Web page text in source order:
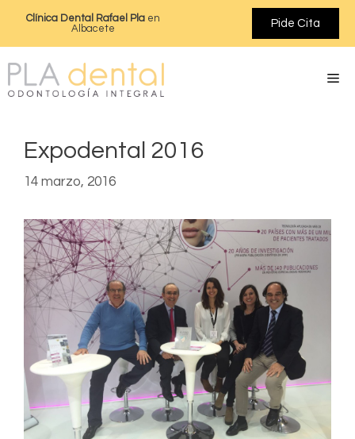
Clínica Dental Rafael Plaen
Albacete
Pide Cita
Expodental 2016
14 marzo, 2016